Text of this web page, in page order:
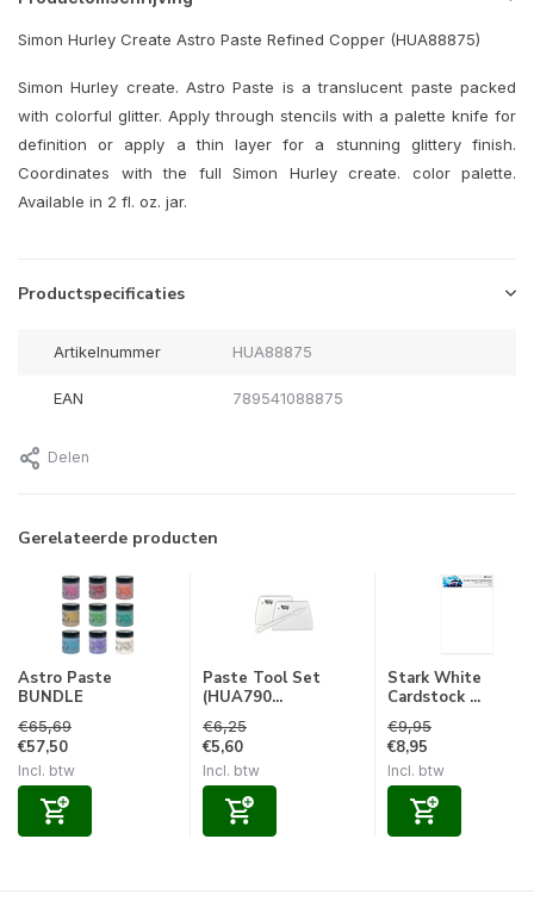
Simon Hurley Create Astro Paste Refined Copper (HUA88875)
Simon Hurley create. Astro Paste is a translucent paste packed
with colorful glitter. Apply through stencils with a palette knife for
definition or apply a thin layer for a stunning glittery finish.
Coordinates with the full Simon Hurley create. color palette.
Available in 2 fl. oz. jar.
Productspecificaties
Artikelnummer HUA88875
EAN 789541088875
Delen
Gerelateerde producten
Astro Paste
BUNDLE
€65,69
€57,50
Incl. btw
Paste Tool Set
(HUA790...
€6,25
€5,60
Incl. btw
Stark White
Cardstock ...
€9,95
€8,95
Incl. btw